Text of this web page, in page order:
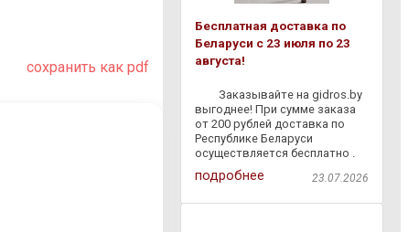
сохранить как pdf
Бесплатная доставка по
Беларуси с 23 июля по 23
августа!
⠀ ⠀ Заказывайте на gidros.by
выгоднее! При сумме заказа
от 200 рублей доставка по
Республике Беларуси
осуществляется бесплатно .
Мы быстро доставим
гидравлическое
подробнее 23.07.2026